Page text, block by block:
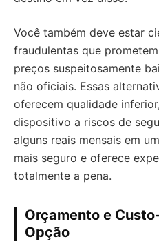
Você também deve estar
fraudulentas que
preços suspeitosamente
não oficiais. Essas
oferecem qualidade
dispositivo a riscos de
alguns reais mensais em
mais seguro e oferece
totalmente a pena.
Orçamento e
Opção